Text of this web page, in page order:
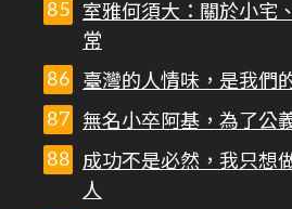
室雅何須大：關於小宅
常
臺灣的人情味，是我們
無名小卒阿基，為了公
成功不是必然，我只想
人